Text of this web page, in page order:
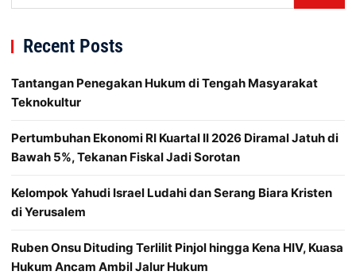
Recent Posts
Tantangan Penegakan Hukum di Tengah Masyarakat
Teknokultur
Pertumbuhan Ekonomi RI Kuartal II 2026 Diramal Jatuh di
Bawah 5%, Tekanan Fiskal Jadi Sorotan
Kelompok Yahudi Israel Ludahi dan Serang Biara Kristen
di Yerusalem
Ruben Onsu Dituding Terlilit Pinjol hingga Kena HIV, Kuasa
Hukum Ancam Ambil Jalur Hukum